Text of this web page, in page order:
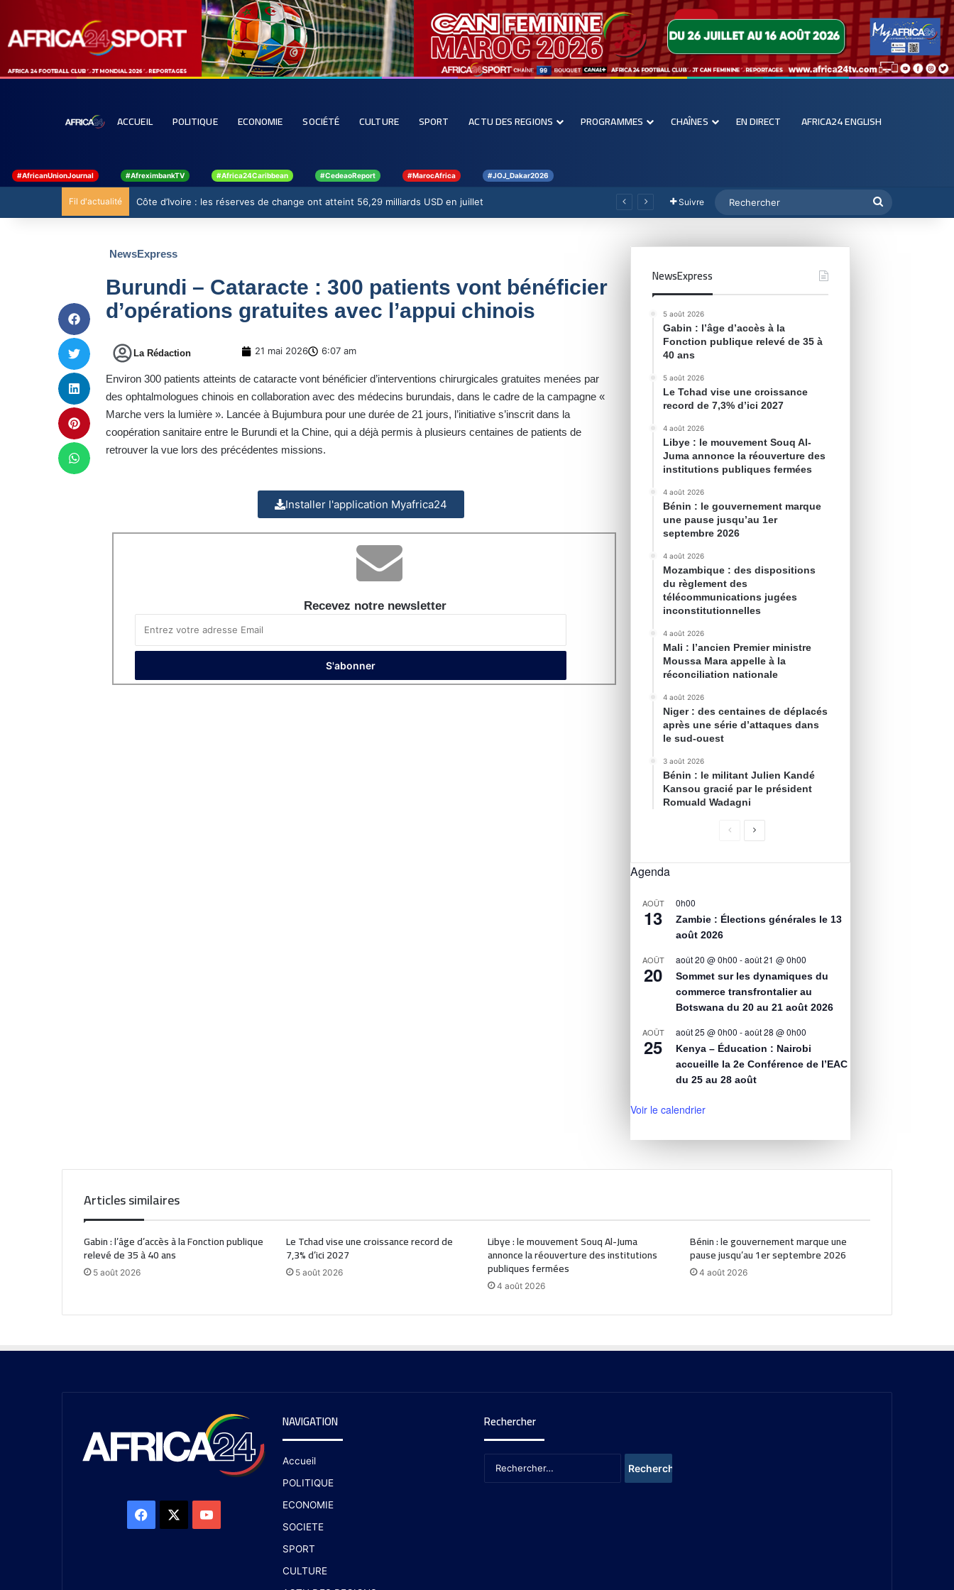
ACCUEIL POLITIQUE ECONOMIE SOCIÉTÉ CULTURE SPORT ACTU DES REGIONS PROGRAMMES CHAÎNES EN DIRECT AFRICA24 ENGLISH
#AfricanUnionJournal #AfreximbankTV #Africa24Caribbean #CedeaoReport #MarocAfrica #JOJ_Dakar2026
Fil d'actualité Côte d’Ivoire : les réserves de change ont atteint 56,29 milliards USD en juillet Suivre
NewsExpress
Burundi – Cataracte : 300 patients vont bénéficier
d’opérations gratuites avec l’appui chinois
La Rédaction 21 mai 2026 6:07 am
Environ 300 patients atteints de cataracte vont bénéficier d’interventions chirurgicales gratuites menées par
des ophtalmologues chinois en collaboration avec des médecins burundais, dans le cadre de la campagne «
Marche vers la lumière ». Lancée à Bujumbura pour une durée de 21 jours, l’initiative s’inscrit dans la
coopération sanitaire entre le Burundi et la Chine, qui a déjà permis à plusieurs centaines de patients de
retrouver la vue lors des précédentes missions.
Installer l'application Myafrica24
Recevez notre newsletter
NewsExpress
5 août 2026
Gabin : l’âge d’accès à la
Fonction publique relevé de 35 à
40 ans
5 août 2026
Le Tchad vise une croissance
record de 7,3% d’ici 2027
4 août 2026
Libye : le mouvement Souq Al-
Juma annonce la réouverture des
institutions publiques fermées
4 août 2026
Bénin : le gouvernement marque
une pause jusqu’au 1er
septembre 2026
4 août 2026
Mozambique : des dispositions
du règlement des
télécommunications jugées
inconstitutionnelles
4 août 2026
Mali : l’ancien Premier ministre
Moussa Mara appelle à la
réconciliation nationale
4 août 2026
Niger : des centaines de déplacés
après une série d’attaques dans
le sud-ouest
3 août 2026
Bénin : le militant Julien Kandé
Kansou gracié par le président
Romuald Wadagni
Agenda
AOÛT
13
0h00
Zambie : Élections générales le 13
août 2026
AOÛT
20
août 20 @ 0h00 -août 21 @ 0h00
Sommet sur les dynamiques du
commerce transfrontalier au
Botswana du 20 au 21 août 2026
AOÛT
25
août 25 @ 0h00 -août 28 @ 0h00
Kenya – Éducation : Nairobi
accueille la 2e Conférence de l’EAC
du 25 au 28 août
Voir le calendrier
Articles similaires
Gabin : l’âge d’accès à la Fonction publique
relevé de 35 à 40 ans
5 août 2026
Le Tchad vise une croissance record de
7,3% d’ici 2027
5 août 2026
Libye : le mouvement Souq Al-Juma
annonce la réouverture des institutions
publiques fermées
4 août 2026
Bénin : le gouvernement marque une
pause jusqu’au 1er septembre 2026
4 août 2026
NAVIGATION
Accueil
POLITIQUE
ECONOMIE
SOCIETE
SPORT
CULTURE
Rechercher